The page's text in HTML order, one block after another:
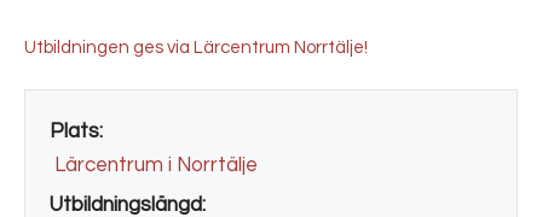
Utbildningen ges via Lärcentrum Norrtälje!
Plats:
Lärcentrum i Norrtälje
Utbildningslängd: